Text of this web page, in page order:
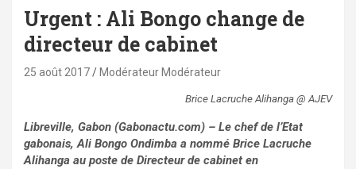
Urgent : Ali Bongo change de
directeur de cabinet
25 août 2017 Modérateur Modérateur
Brice Lacruche Alihanga @ AJEV
Libreville, Gabon (Gabonactu.com) – Le chef de l’Etat
gabonais, Ali Bongo Ondimba a nommé Brice Lacruche
Alihanga au poste de Directeur de cabinet en